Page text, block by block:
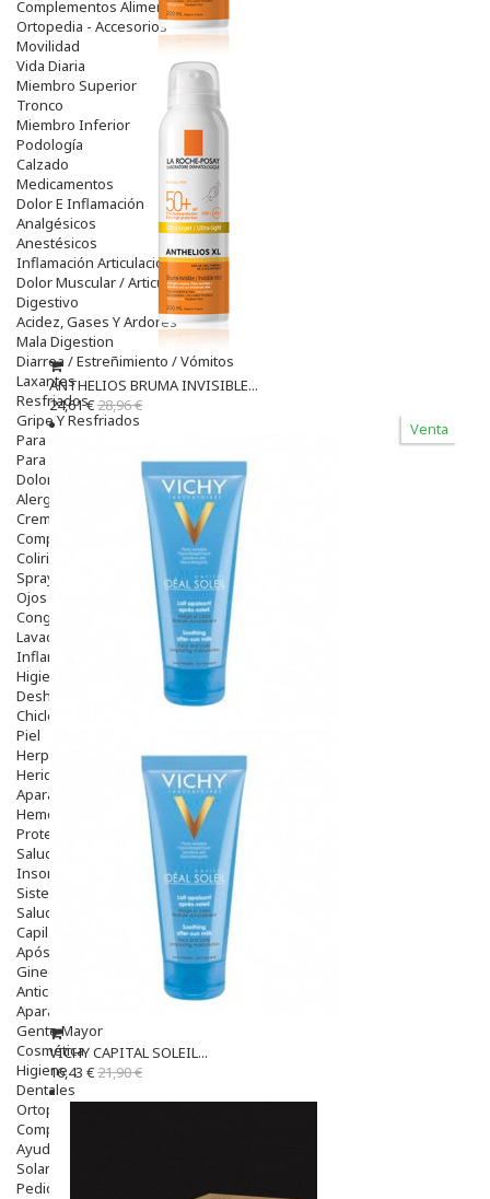
Complementos Alimentarios.
Ortopedia - Accesorios
Movilidad
Vida Diaria
Miembro Superior
Tronco
Miembro Inferior
Podología
Calzado
Medicamentos
Dolor E Inflamación
Analgésicos
Anestésicos
Inflamación Articulaciones
Dolor Muscular / Articular
Digestivo
Acidez, Gases Y Ardores
Mala Digestion
Diarrea / Estreñimiento / Vómitos
Laxantes
Resfriados
Gripe Y Resfriados
Para La Tos
Para Descongestionar La Nariz
Dolor De Garganta
Alergias Y Picaduras
Cremas
Comprimidos
Colirios
Sprays
Ojos Y Oidos
Congestión
Lavado Ojos
Inflamación Del Oido (otitis)
Higiene Oido
Deshabituación Tabaquismo
Chicles
Piel
Herpes Y Hongos
Heridas Y úlceras
Aparato Genital
Hemorroides
Protectores Y Emolientes
Salud
Insomnio
Sistema Nervioso
Salud Bucodental
Capilar
Apósitos
Ginecología
Anticonceptivos
Aparato Genital
Gente Mayor
Cosmética
Higiene
Dentales
Ortopedia
Complementos Nutricionales.
Ayudas
Solares
Pedido express
ANTHELIOS BRUMA INVISIBLE...
24,61 €28,96 €
Venta
VICHY CAPITAL SOLEIL...
16,43 €21,90 €